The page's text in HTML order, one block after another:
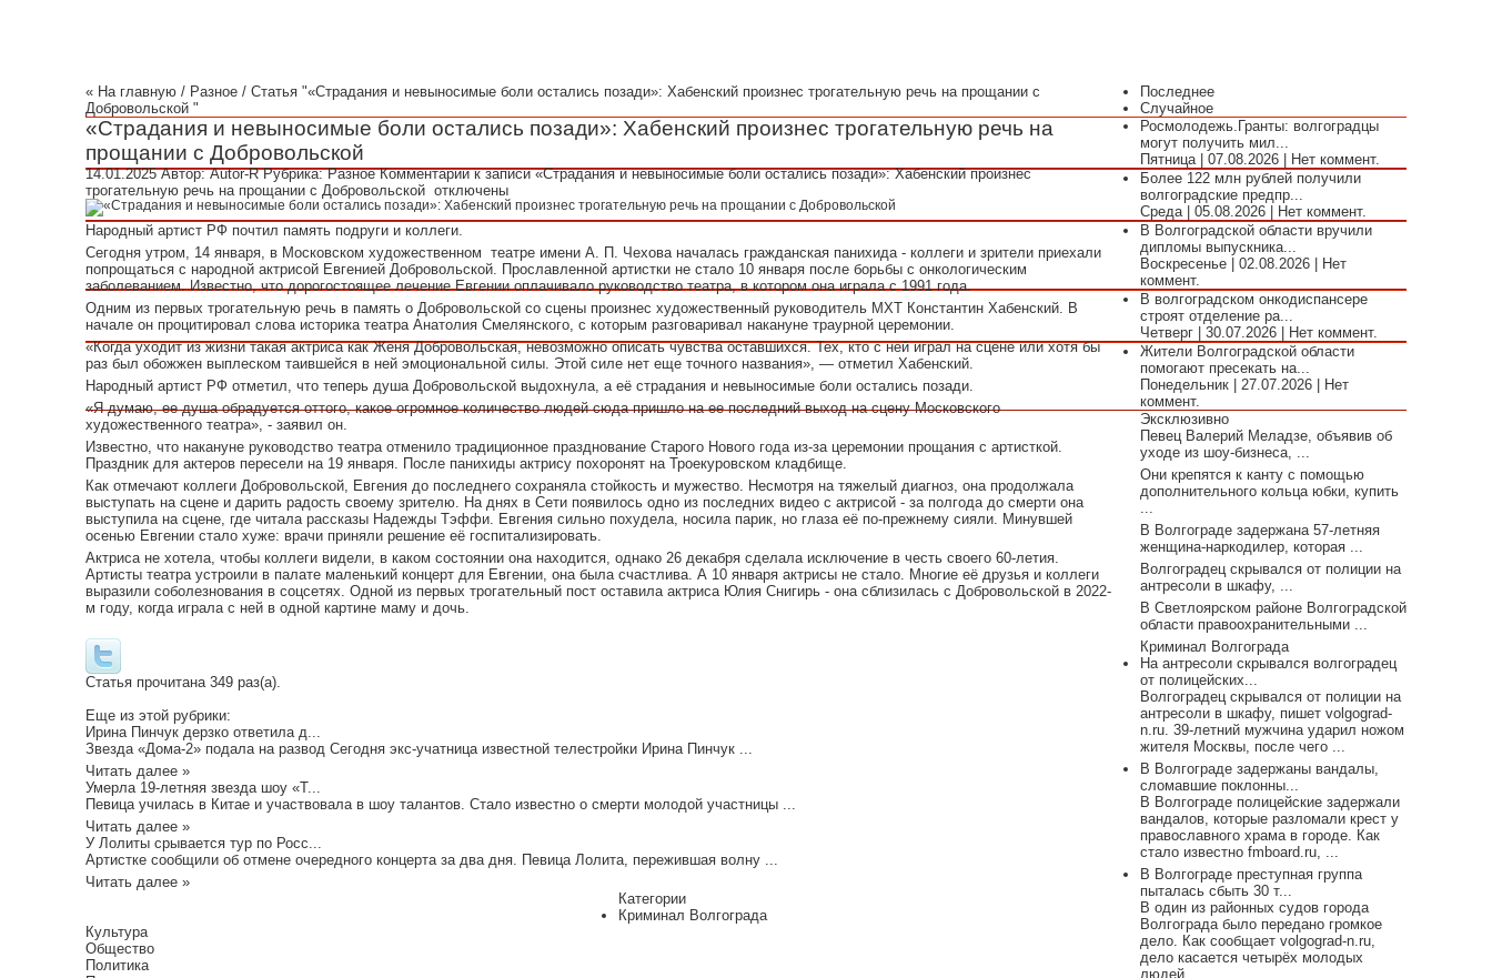
« На главную / Разное / Статья "«Страдания и невыносимые боли остались позади»: Хабенский произнес трогательную речь на прощании с
Добровольской "
«Страдания и невыносимые боли остались позади»: Хабенский произнес трогательную речь на
прощании с Добровольской
14.01.2025Автор:Autor-R Рубрика:Разное Комментариик записи «Страдания и невыносимые боли остались позади»: Хабенский произнес
трогательную речь на прощании с Добровольской отключены
Народный артист РФ почтил память подруги и коллеги.
Сегодня утром, 14 января, в Московском художественном театре имени А. П. Чехова началась гражданская панихида - коллеги и зрители приехали
попрощаться с народной актрисой Евгенией Добровольской. Прославленной артистки не стало 10 января после борьбы с онкологическим
заболеванием. Известно, что дорогостоящее лечение Евгении оплачивало руководство театра, в котором она играла с 1991 года.
Одним из первых трогательную речь в память о Добровольской со сцены произнес художественный руководитель МХТ Константин Хабенский. В
начале он процитировал слова историка театра Анатолия Смелянского, с которым разговаривал накануне траурной церемонии.
«Когда уходит из жизни такая актриса как Женя Добровольская, невозможно описать чувства оставшихся. Тех, кто с ней играл на сцене или хотя бы
раз был обожжен выплеском таившейся в ней эмоциональной силы. Этой силе нет еще точного названия», — отметил Хабенский.
Народный артист РФ отметил, что теперь душа Добровольской выдохнула, а её страдания и невыносимые боли остались позади.
«Я думаю, ее душа обрадуется оттого, какое огромное количество людей сюда пришло на ее последний выход на сцену Московского
художественного театра», - заявил он.
Известно, что накануне руководство театра отменило традиционное празднование Старого Нового года из-за церемонии прощания с артисткой.
Праздник для актеров пересели на 19 января. После панихиды актрису похоронят на Троекуровском кладбище.
Как отмечают коллеги Добровольской, Евгения до последнего сохраняла стойкость и мужество. Несмотря на тяжелый диагноз, она продолжала
выступать на сцене и дарить радость своему зрителю. На днях в Сети появилось одно из последних видео с актрисой - за полгода до смерти она
выступила на сцене, где читала рассказы Надежды Тэффи. Евгения сильно похудела, носила парик, но глаза её по-прежнему сияли. Минувшей
осенью Евгении стало хуже: врачи приняли решение её госпитализировать.
Актриса не хотела, чтобы коллеги видели, в каком состоянии она находится, однако 26 декабря сделала исключение в честь своего 60-летия.
Артисты театра устроили в палате маленький концерт для Евгении, она была счастлива. А 10 января актрисы не стало. Многие её друзья и коллеги
выразили соболезнования в соцсетях. Одной из первых трогательный пост оставила актриса Юлия Снигирь - она сблизилась с Добровольской в 2022-
м году, когда играла с ней в одной картине маму и дочь.
Статья прочитана 349 раз(a).
Еще из этой рубрики:
Ирина Пинчук дерзко ответила д...
Звезда «Дома-2» подала на развод Сегодня экс-учатница известной телестройки Ирина Пинчук ...
Читать далее »
Умерла 19-летняя звезда шоу «Т...
Певица училась в Китае и участвовала в шоу талантов. Стало известно о смерти молодой участницы ...
Читать далее »
У Лолиты срывается тур по Росс...
Артистке сообщили об отмене очередного концерта за два дня. Певица Лолита, пережившая волну ...
Читать далее »
Категории
Криминал Волгограда
Культура
Общество
Политика
Последнее
Случайное
Росмолодежь.Гранты: волгоградцы
могут получить мил...
Пятница | 07.08.2026 | Нет коммент.
Более 122 млн рублей получили
волгоградские предпр...
Среда | 05.08.2026 | Нет коммент.
В Волгоградской области вручили
дипломы выпускника...
Воскресенье | 02.08.2026 | Нет
коммент.
В волгоградском онкодиспансере
строят отделение ра...
Четверг | 30.07.2026 | Нет коммент.
Жители Волгоградской области
помогают пресекать на...
Понедельник | 27.07.2026 | Нет
коммент.
Эксклюзивно
Певец Валерий Меладзе, объявив об
уходе из шоу-бизнеса, ...
Они крепятся к канту с помощью
дополнительного кольца юбки, купить
...
В Волгограде задержана 57-летняя
женщина-наркодилер, которая ...
Волгоградец скрывался от полиции на
антресоли в шкафу, ...
В Светлоярском районе Волгоградской
области правоохранительными ...
Криминал Волгограда
На антресоли скрывался волгоградец
от полицейских...
Волгоградец скрывался от полиции на
антресоли в шкафу, пишет volgograd-
n.ru. 39-летний мужчина ударил ножом
жителя Москвы, после чего ...
В Волгограде задержаны вандалы,
сломавшие поклонны...
В Волгограде полицейские задержали
вандалов, которые разломали крест у
православного храма в городе. Как
стало известно fmboard.ru, ...
В Волгограде преступная группа
пыталась сбыть 30 т...
В один из районных судов города
Волгограда было передано громкое
дело. Как сообщает volgograd-n.ru,
дело касается четырёх молодых
людей, ...